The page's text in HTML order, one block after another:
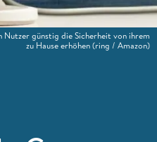
günstig die Sicherheit von ihrem
zu Hause erhöhen(ring / Amazon)